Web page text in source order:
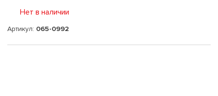
Нет в наличии
Артикул: 065-0992